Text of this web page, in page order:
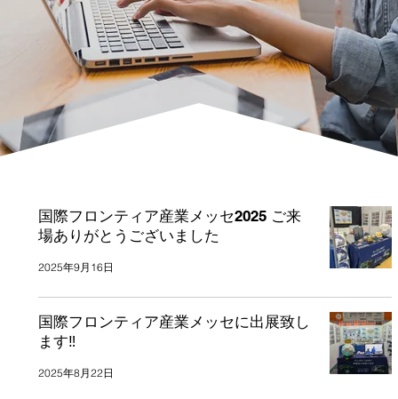
国際フロンティア産業メッセ2025 ご来
場ありがとうございました
2025年9月16日
国際フロンティア産業メッセに出展致し
ます‼
2025年8月22日